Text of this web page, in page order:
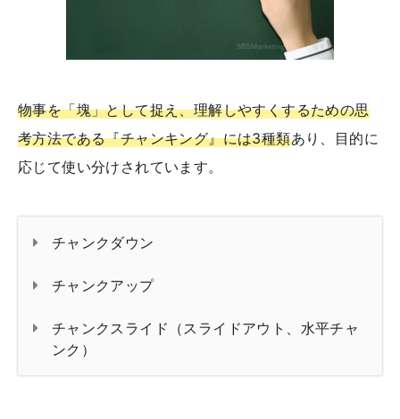
物事を「塊」として捉え、理解しやすくするための思
考方法である『チャンキング』には3種類あり、目的に
応じて使い分けされています。
チャンクダウン
チャンクアップ
チャンクスライド（スライドアウト、水平チャ
ンク）